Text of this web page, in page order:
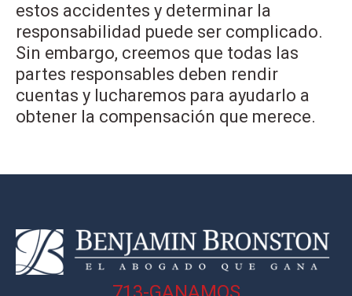
estos accidentes y determinar la
responsabilidad puede ser complicado.
Sin embargo, creemos que todas las
partes responsables deben rendir
cuentas y lucharemos para ayudarlo a
obtener la compensación que merece.